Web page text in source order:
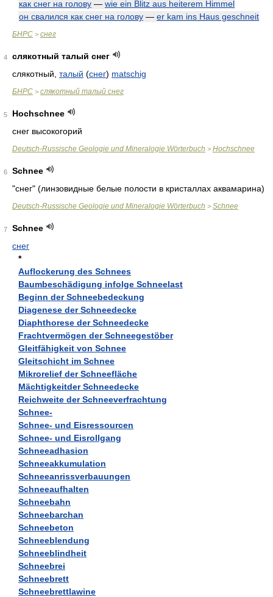
как снег на голову — wie ein Blitz aus heiterem Himmel
он свалился как снег на голову — er kam ins Haus geschneit
БНРС > снег
4
слякотный талый снег
слякотный, талый (снег) matschig
БНРС > слякотный талый снег
5
Hochschnee
снег высокогорий
Deutsch-Russische Geologie und Mineralogie Wörterbuch > Hochschnee
6
Schnee
"снег" (линзовидные белые полости в кристаллах аквамарина)
Deutsch-Russische Geologie und Mineralogie Wörterbuch > Schnee
7
Schnee
снег
*
Auflockerung des Schnees
Baumbeschädigung infolge Schneelast
Beginn der Schneebedeckung
Diagenese der Schneedecke
Diaphthorese der Schneedecke
Frachtvermögen der Schneegestöber
Gleitfähigkeit von Schnee
Gleitschicht im Schnee
Mikrorelief der Schneefläche
Mächtigkeitder Schneedecke
Reichweite der Schneeverfrachtung
Schnee-
Schnee- und Eisressourcen
Schnee- und Eisrollgang
Schneeadhasion
Schneeakkumulation
Schneeanrissverbauungen
Schneeaufhalten
Schneebahn
Schneebarchan
Schneebeton
Schneeblendung
Schneeblindheit
Schneebrei
Schneebrett
Schneebrettlawine